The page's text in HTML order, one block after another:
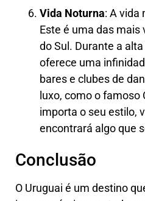
Vida Noturna: A vida
Este é uma das
do Sul. Durante a
oferece uma
bares e clubes de
luxo, como o famoso
importa o seu estilo,
encontrará algo que
Conclusão
O Uruguai é um destino